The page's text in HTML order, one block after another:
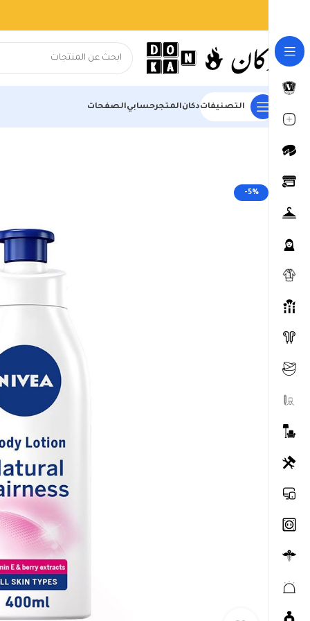
التصنيفاتدكانالمتجرحسابيالصفحات
الرئيسية المتجر
-5%